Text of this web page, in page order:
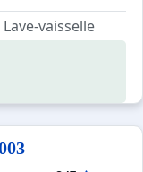
et tout équipé.
Lave-vaisselle